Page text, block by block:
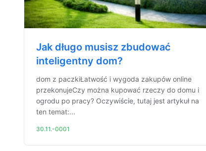
Jak długo musisz zbudować
inteligentny dom?
dom z paczkiŁatwość i wygoda zakupów online
przekonujeCzy można kupować rzeczy do domu i
ogrodu po pracy? Oczywiście, tutaj jest artykuł na
ten temat:...
30.11.-0001